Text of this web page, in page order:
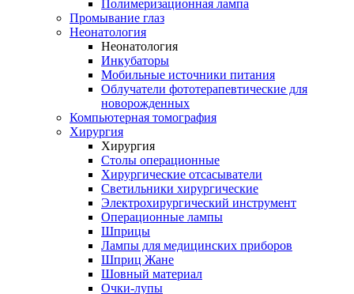
Полимеризационная лампа
Промывание глаз
Неонатология
Неонатология
Инкубаторы
Мобильные источники питания
Облучатели фототерапевтические для
новорожденных
Компьютерная томография
Хирургия
Хирургия
Столы операционные
Хирургические отсасыватели
Светильники хирургические
Электрохирургический инструмент
Операционные лампы
Шприцы
Лампы для медицинских приборов
Шприц Жане
Шовный материал
Очки-лупы